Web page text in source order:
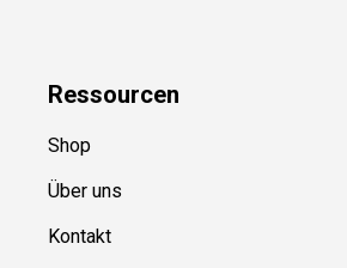
Ressourcen
Shop
Über uns
Kontakt